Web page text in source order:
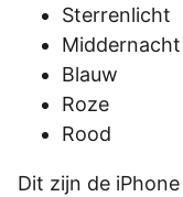
Sterrenlicht
Middernacht
Blauw
Roze
Rood
Dit zijn de